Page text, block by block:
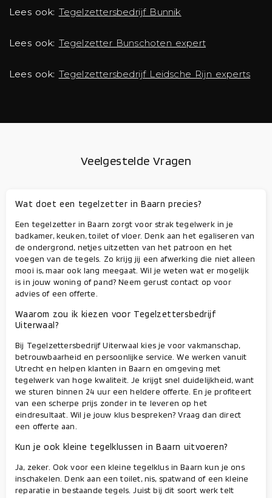
Lees ook: Tegelzettersbedrijf Bunnik
Lees ook: Tegelzetter Bunschoten expert
Lees ook: Tegelzettersbedrijf Leidsche Rijn experts
Veelgestelde Vragen
Wat doet een tegelzetter in Baarn precies?
Een tegelzetter in Baarn zorgt voor strak tegelwerk in je
badkamer, keuken, toilet of vloer. Denk aan het egaliseren van
de ondergrond, netjes uitzetten van het patroon en het
voegen van de tegels. Zo krijg jij een afwerking die niet alleen
mooi is, maar ook lang meegaat. Wil je weten wat er mogelijk
is in jouw woning of pand? Neem gerust contact op voor
advies of een offerte.
Waarom zou ik kiezen voor Tegelzettersbedrijf
Uiterwaal?
Bij Tegelzettersbedrijf Uiterwaal kies je voor vakmanschap,
betrouwbaarheid en persoonlijke service. We werken vanuit
Utrecht en helpen klanten in Baarn en omgeving met
tegelwerk van hoge kwaliteit. Je krijgt snel duidelijkheid, want
we sturen binnen 24 uur een heldere offerte. En je profiteert
van een scherpe prijs zonder in te leveren op het
eindresultaat. Wil je jouw klus bespreken? Vraag dan direct
een offerte aan.
Kun je ook kleine tegelklussen in Baarn uitvoeren?
Ja, zeker. Ook voor een kleine tegelklus in Baarn kun je ons
inschakelen. Denk aan een toilet, nis, spatwand of een kleine
reparatie in bestaande tegels. Juist bij dit soort werk telt